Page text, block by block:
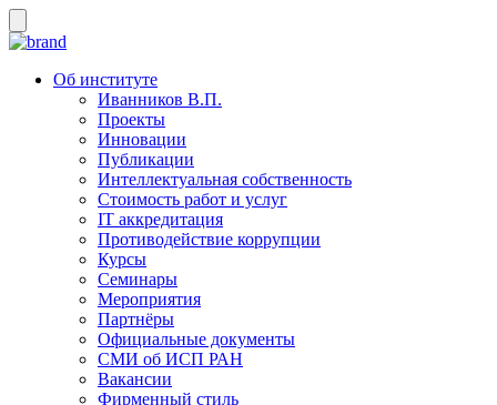
Об институте
Иванников В.П.
Проекты
Инновации
Публикации
Интеллектуальная собственность
Стоимость работ и услуг
IT аккредитация
Противодействие коррупции
Курсы
Семинары
Мероприятия
Партнёры
Официальные документы
СМИ об ИСП РАН
Вакансии
Фирменный стиль